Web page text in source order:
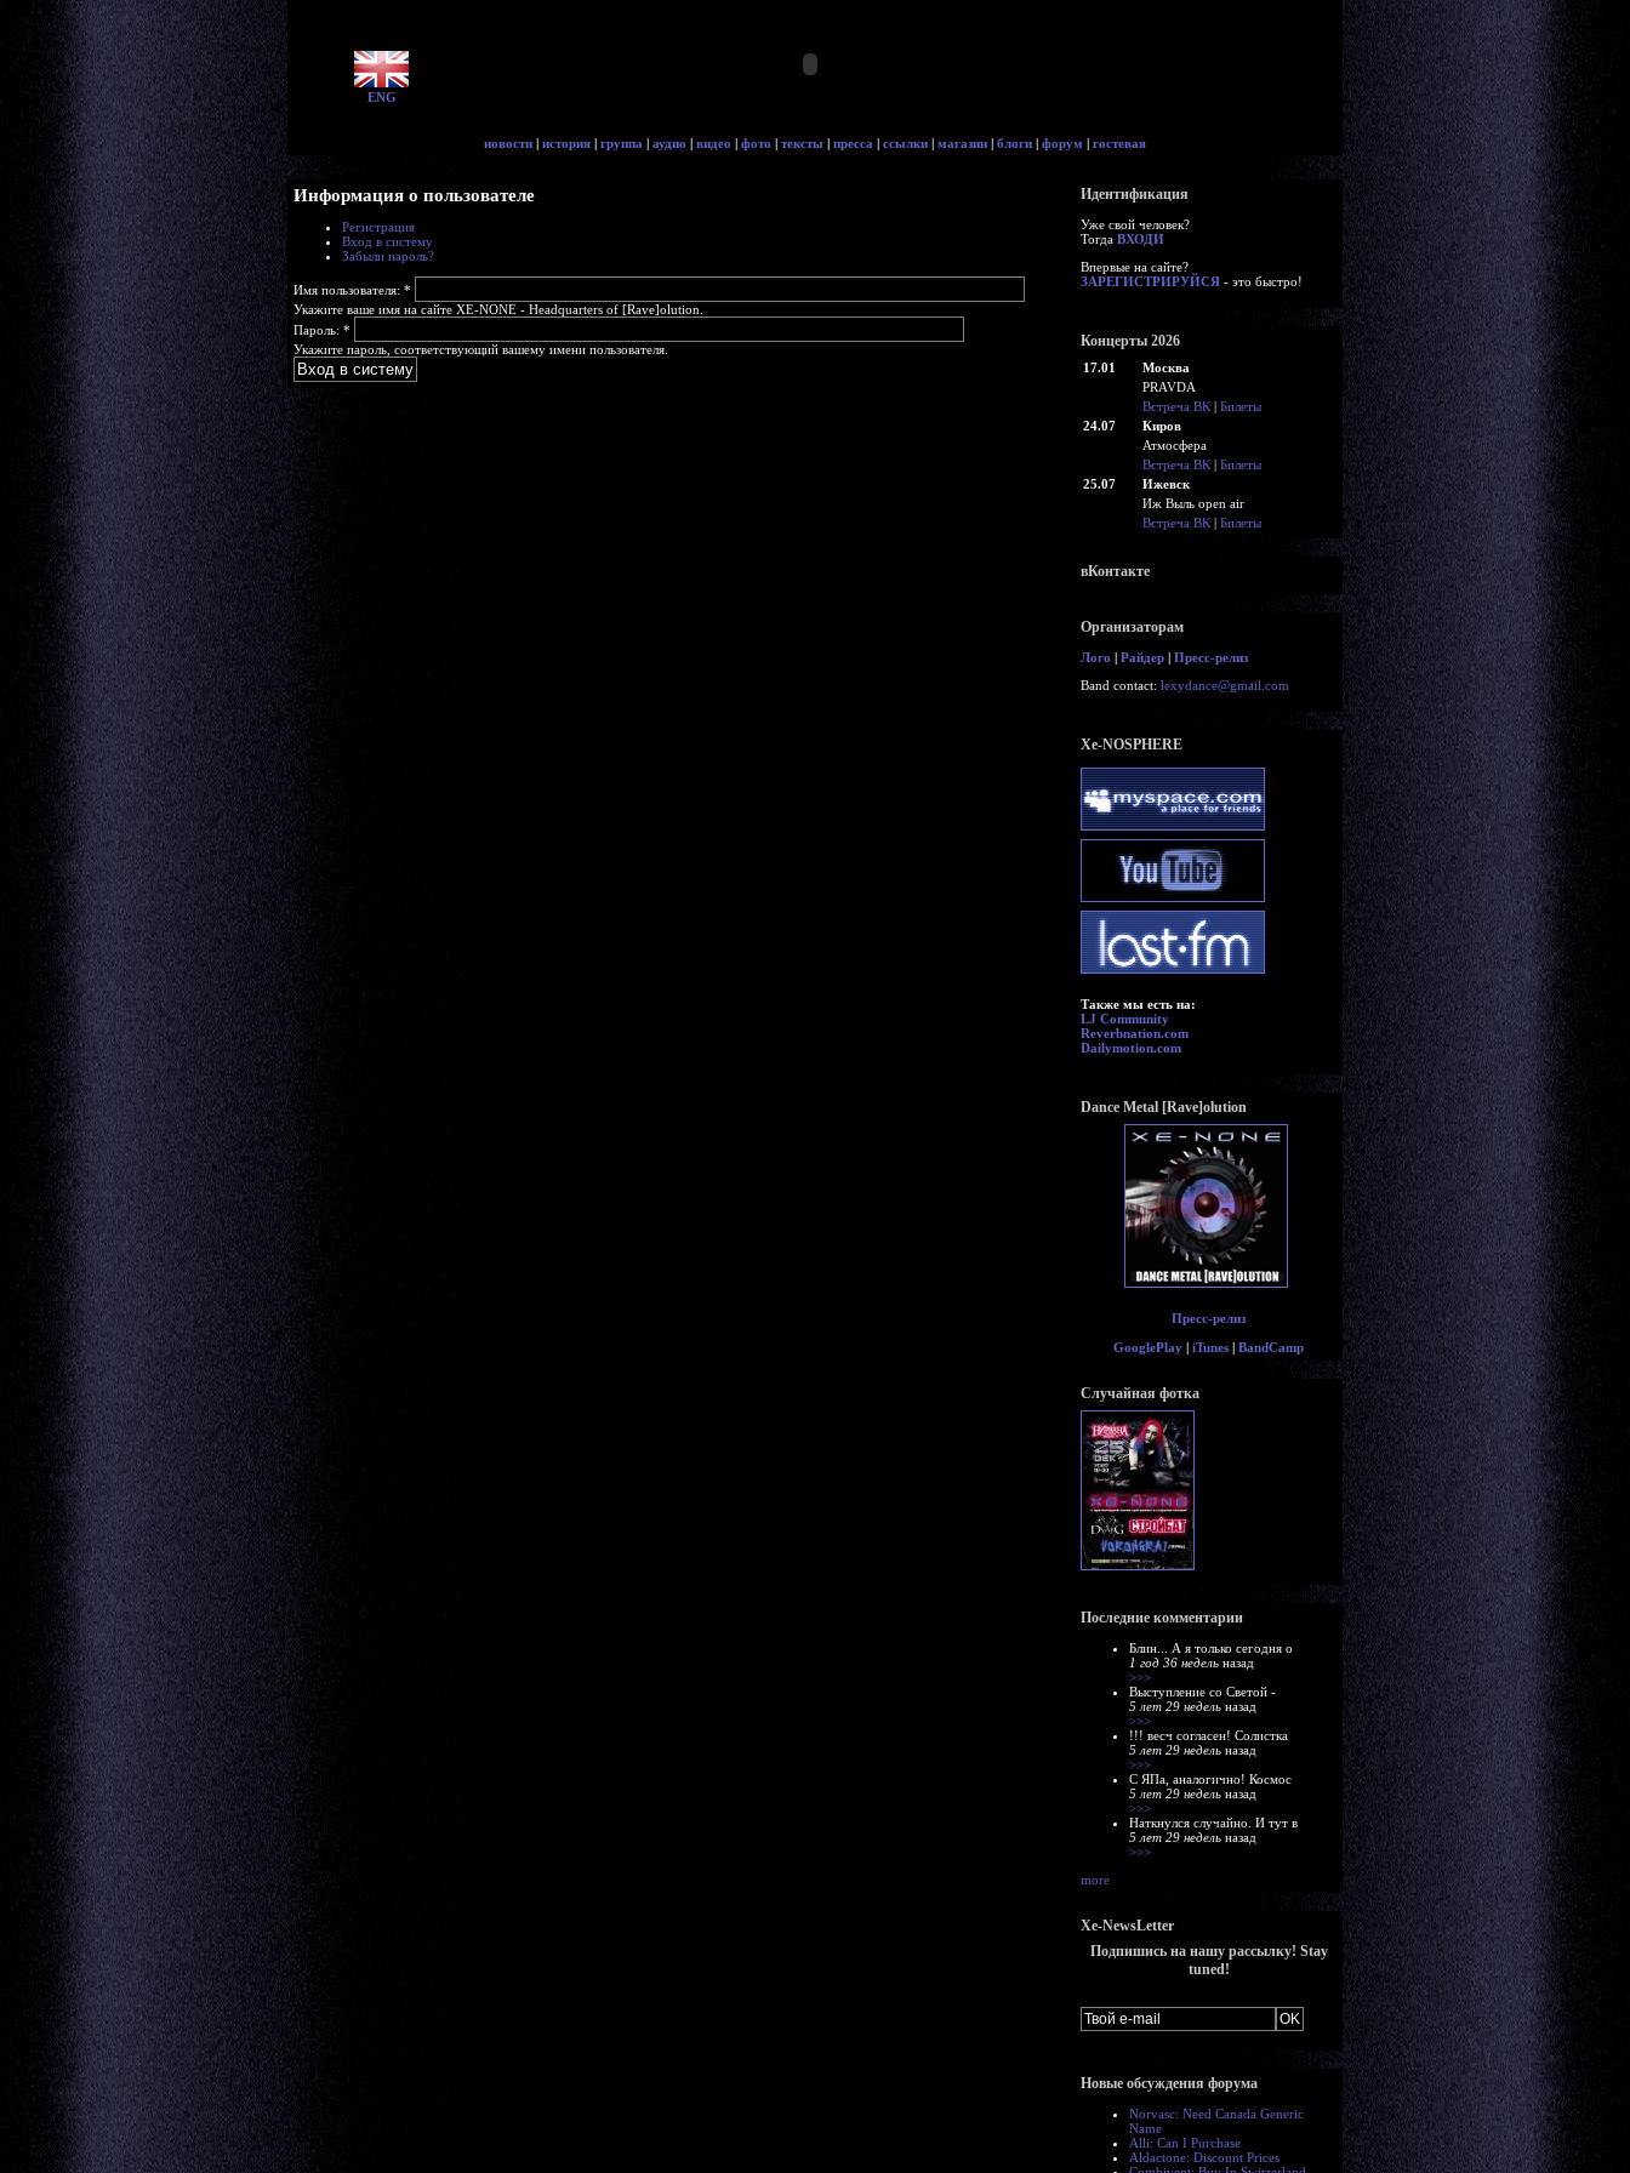
ENG
новости | история | группа | аудио | видео | фото | тексты | пресса | ссылки | магазин | блоги | форум | гостевая
Информация о пользователе
Регистрация
Вход в систему
Забыли пароль?
Имя пользователя: *
Укажите ваше имя на сайте XE-NONE - Headquarters of [Rave]olution.
Пароль: *
Укажите пароль, соответствующий вашему имени пользователя.
Идентификация
Уже свой человек?
Тогда ВХОДИ
Впервые на сайте?
ЗАРЕГИСТРИРУЙСЯ - это быстро!
Концерты 2026
17.01
Москва
PRAVDA
Встреча ВК | Билеты
24.07
Киров
Атмосфера
Встреча ВК | Билеты
25.07
Ижевск
Иж Выль open air
Встреча ВК | Билеты
вКонтакте
Организаторам
Лого | Райдер | Пресс-релиз
Band contact: lexydance@gmail.com
Xe-NOSPHERE
Также мы есть на:
LJ Community
Reverbnation.com
Dailymotion.com
Dance Metal [Rave]olution
Пресс-релиз
GooglePlay | iTunes | BandCamp
Случайная фотка
Последние комментарии
Блин... А я только сегодня о
1 год 36 недель назад
>>>
Выступление со Светой -
5 лет 29 недель назад
>>>
!!! весч согласен! Солистка
5 лет 29 недель назад
>>>
С ЯПа, аналогично! Космос
5 лет 29 недель назад
>>>
Наткнулся случайно. И тут в
5 лет 29 недель назад
>>>
more
Xe-NewsLetter
Подпишись на нашу рассылку! Stay
tuned!
Новые обсуждения форума
Norvasc: Need Canada Generic
Name
Alli: Can I Purchase
Aldactone: Discount Prices